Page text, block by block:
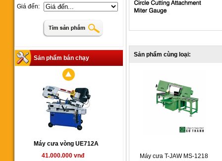
Giá đến:
Sản phẩm bán chạy
Máy cưa vòng UE712A
41.000.000 vnđ
Sản phẩm cùng loại:
Máy cưa T-JAW MS-1218